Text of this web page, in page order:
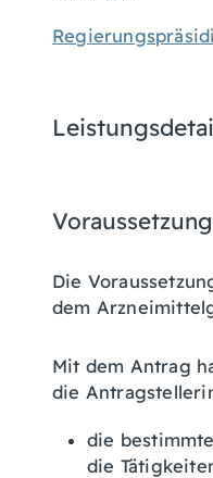
Die
dem
Mit dem Antrag
die
die
die